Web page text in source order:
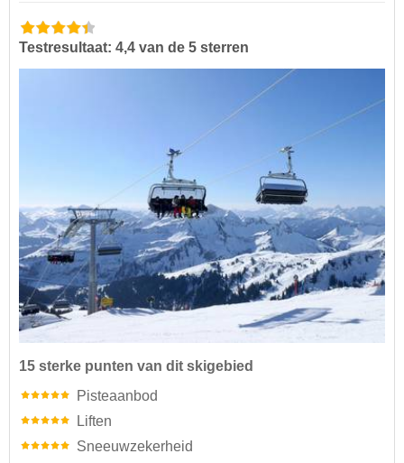
Testresultaat: 4,4 van de 5 sterren
15 sterke punten van dit skigebied
Pisteaanbod
Liften
Sneeuwzekerheid